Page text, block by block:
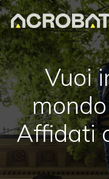
Skip
to
main
content
Vuoi
Affidati